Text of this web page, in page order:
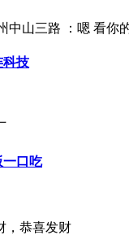
中山三路 ：嗯 看你
科技
一口吃
，恭喜发财